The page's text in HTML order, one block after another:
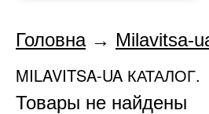
Головна→ Milavitsa-
MILAVITSA-UA КАТАЛОГ.
Товары не найдены